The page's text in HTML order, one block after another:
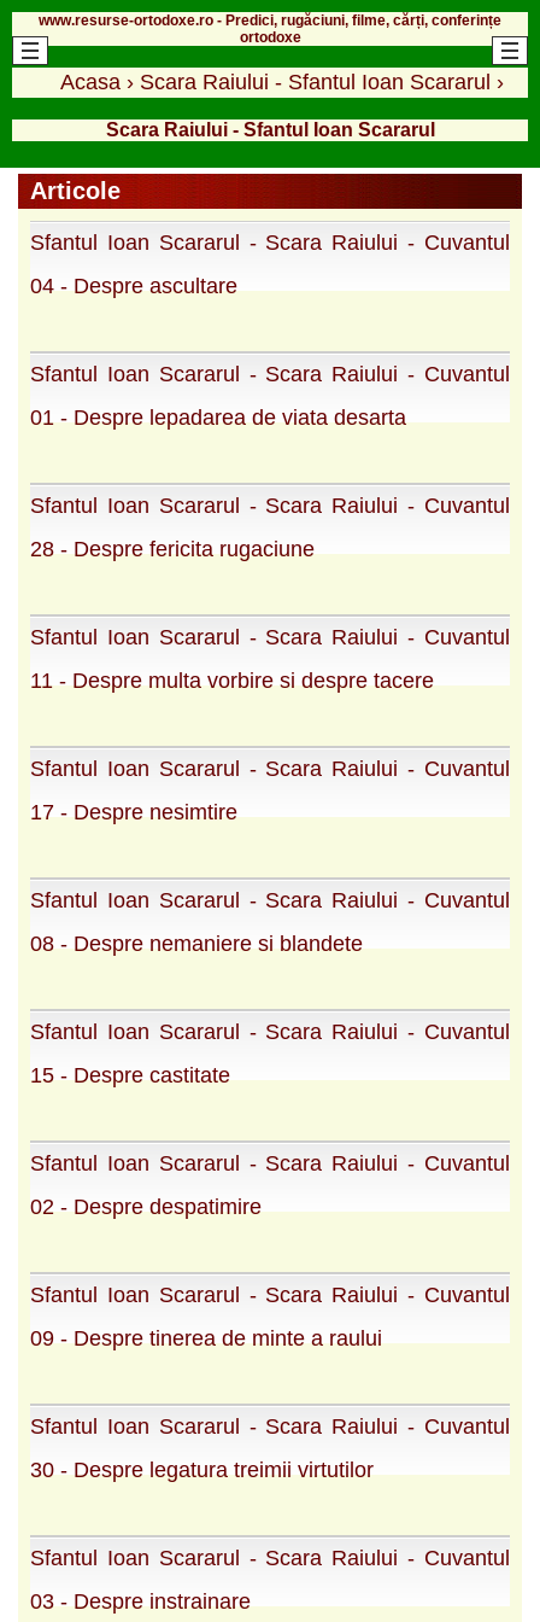
www.resurse-ortodoxe.ro - Predici, rugăciuni, filme, cărți, conferințe
ortodoxe
Acasa › Scara Raiului - Sfantul Ioan Scararul ›
Scara Raiului - Sfantul Ioan Scararul
Articole
Sfantul Ioan Scararul - Scara Raiului - Cuvantul
04 - Despre ascultare
Sfantul Ioan Scararul - Scara Raiului - Cuvantul
01 - Despre lepadarea de viata desarta
Sfantul Ioan Scararul - Scara Raiului - Cuvantul
28 - Despre fericita rugaciune
Sfantul Ioan Scararul - Scara Raiului - Cuvantul
11 - Despre multa vorbire si despre tacere
Sfantul Ioan Scararul - Scara Raiului - Cuvantul
17 - Despre nesimtire
Sfantul Ioan Scararul - Scara Raiului - Cuvantul
08 - Despre nemaniere si blandete
Sfantul Ioan Scararul - Scara Raiului - Cuvantul
15 - Despre castitate
Sfantul Ioan Scararul - Scara Raiului - Cuvantul
02 - Despre despatimire
Sfantul Ioan Scararul - Scara Raiului - Cuvantul
09 - Despre tinerea de minte a raului
Sfantul Ioan Scararul - Scara Raiului - Cuvantul
30 - Despre legatura treimii virtutilor
Sfantul Ioan Scararul - Scara Raiului - Cuvantul
03 - Despre instrainare